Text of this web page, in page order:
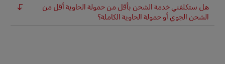
هل ستكلفني خدمة الشحن بأقل من حمولة الحاوية أقل من
الشحن الجوي أو حمولة الحاوية الكاملة؟